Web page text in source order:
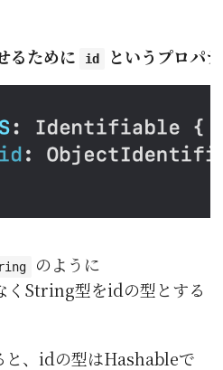
ために
id というプロパ
のように
String型をidの型とする
と、idの型はHashableで